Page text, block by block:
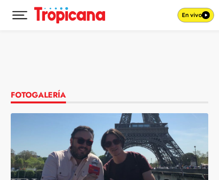
Desplegar menú principal En vivo
FOTOGALERÍA